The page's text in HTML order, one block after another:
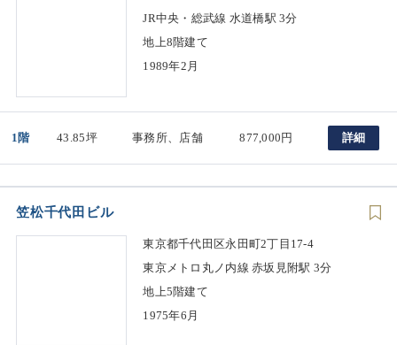
JR中央・総武線 水道橋駅 3分
地上8階建て
1989年2月
1階 43.85坪 事務所、店舗 877,000円 詳細
笠松千代田ビル
東京都千代田区永田町2丁目17-4
東京メトロ丸ノ内線 赤坂見附駅 3分
地上5階建て
1975年6月